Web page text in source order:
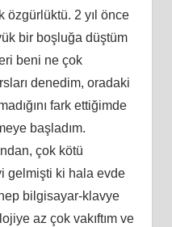
özgürlüktü. 2 yıl önce
bir boşluğa düştüm
beni ne çok
denedim, oradaki
fark ettiğimde
başladım.
çok kötü
gelmişti ki hala evde
bilgisayar-klavye
az çok vakıftım ve